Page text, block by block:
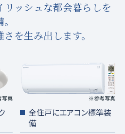
リッシュな都会暮らしを
を生み出します。
真 ※参考写真
全住戸にエアコン標準装
備